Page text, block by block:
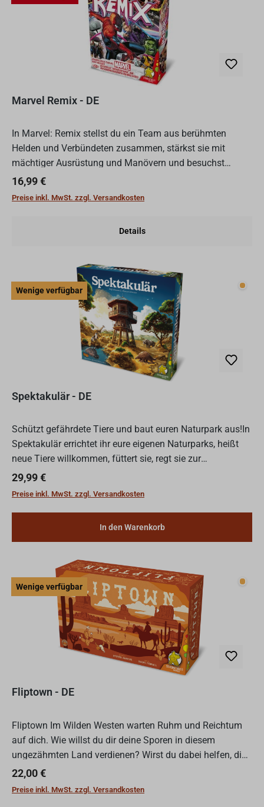
Marvel Remix - DE
In Marvel: Remix stellst du ein Team aus berühmten
Helden und Verbündeten zusammen, stärkst sie mit
mächtiger Ausrüstung und Manövern und besuchst
bekannte Schauplätze, während du es mit berüchtigten
Schurken aufnimms...
Regulärer Preis:
16,99 €
Preise inkl. MwSt. zzgl. Versandkosten
Details
Wenige verfügbar
Spektakulär - DE
Schützt gefährdete Tiere und baut euren Naturpark aus!In
Spektakulär errichtet ihr eure eigenen Naturparks, heißt
neue Tiere willkommen, füttert sie, regt sie zur
Fortpflanzung an, erweitert die Gehege und baut Aussic...
Regulärer Preis:
29,99 €
Preise inkl. MwSt. zzgl. Versandkosten
In den Warenkorb
Wenige verfügbar
Fliptown - DE
Fliptown Im Wilden Westen warten Ruhm und Reichtum
auf dich. Wie willst du dir deine Sporen in diesem
ungezähmten Land verdienen? Wirst du dabei helfen, die
Stadt aufzubauen? Entdeckst du als Pionier neues Land?
Schür...
Regulärer Preis:
22,00 €
Preise inkl. MwSt. zzgl. Versandkosten